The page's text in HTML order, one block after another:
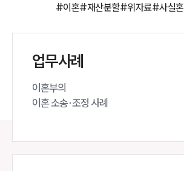
#이혼#재산분할#위자료#사실혼
업무사례
이혼부의
이혼 소송·조정 사례